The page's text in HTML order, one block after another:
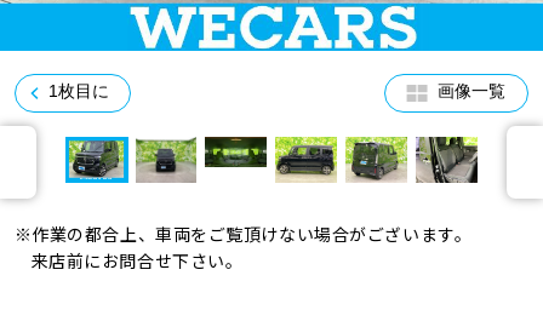
0120-733-500
1枚目に 画像一覧
※作業の都合上、車両をご覧頂けない場合がございます。
来店前にお問合せ下さい。